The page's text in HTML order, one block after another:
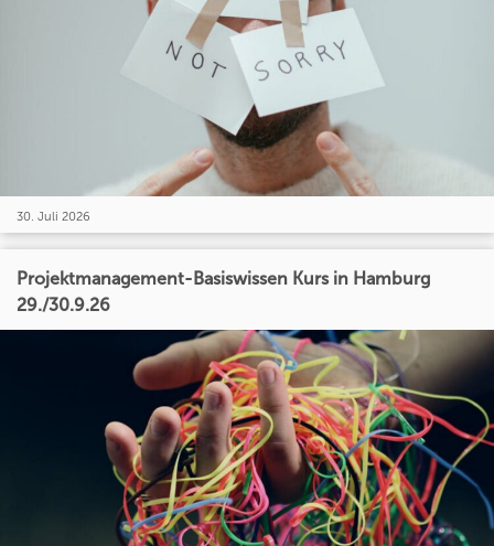
30. Juli 2026
Projektmanagement-Basiswissen Kurs in Hamburg
29./30.9.26